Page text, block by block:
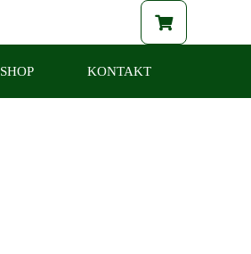
SHOP KONTAKT